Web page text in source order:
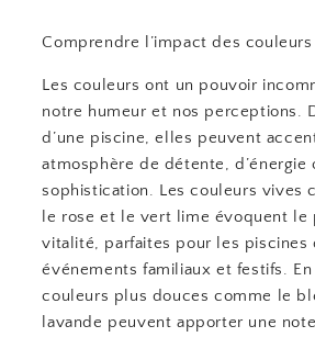
Comprendre l’impact des couleurs
Les couleurs ont un pouvoir
notre humeur et nos perceptions.
d’une piscine, elles peuvent
atmosphère de détente, d’énergie
sophistication. Les couleurs vives
le rose et le vert lime évoquent le
vitalité, parfaites pour les piscines
événements familiaux et festifs.
couleurs plus douces comme le
lavande peuvent apporter une